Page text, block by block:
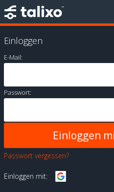
Einloggen
E-Mail:
Passwort:
Passwort vergessen?
Einloggen mit: